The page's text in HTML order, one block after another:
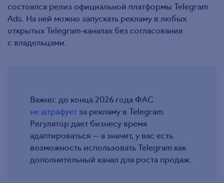
состоялся релиз официальной платформы Telegram
Ads. На ней можно запускать рекламу в любых
открытых Telegram-каналах без согласования
с владельцами.
Важно: до конца 2026 года ФАС
не штрафуетза рекламу в Telegram.
Регулятор дает бизнесу время
адаптироваться — а значит, у вас есть
возможность использовать Telegram как
дополнительный канал для роста продаж.